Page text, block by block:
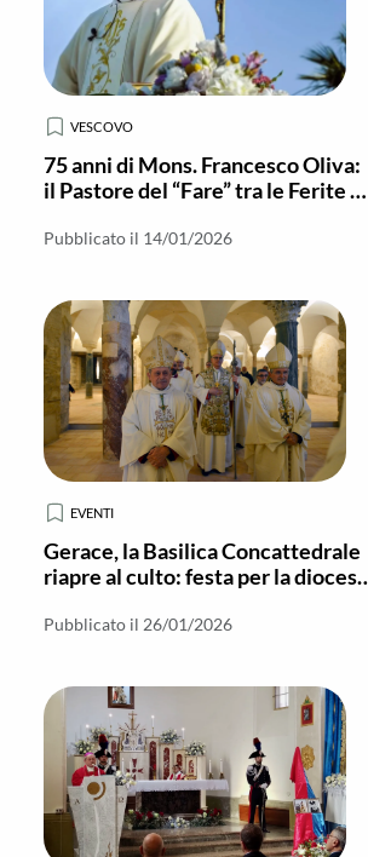
VESCOVO
75 anni di Mons. Francesco Oliva:
il Pastore del “Fare” tra le Ferite e
Pubblicato il 14/01/2026
EVENTI
Gerace, la Basilica Concattedrale
riapre al culto: festa per la diocesi
Pubblicato il 26/01/2026